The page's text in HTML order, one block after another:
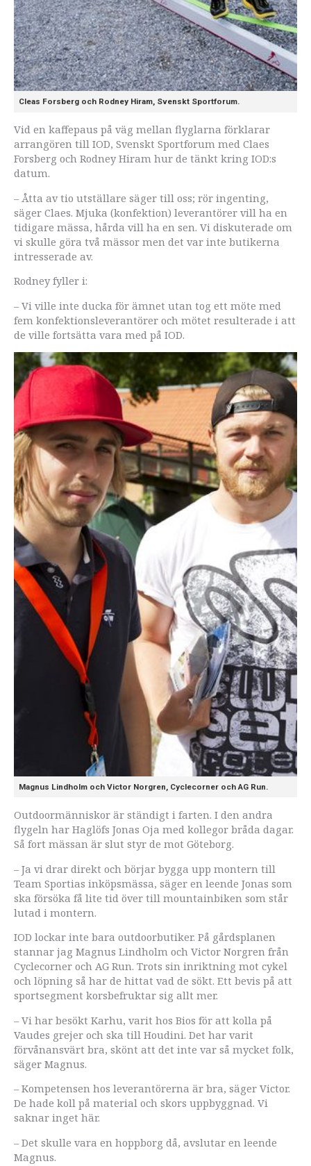
Cleas Forsberg och Rodney Hiram, Svenskt Sportforum.
Vid en kaffepaus på väg mellan flyglarna förklarar
arrangören till IOD, Svenskt Sportforum med Claes
Forsberg och Rodney Hiram hur de tänkt kring IOD:s
datum.
– Åtta av tio utställare säger till oss; rör ingenting,
säger Claes. Mjuka (konfektion) leverantörer vill ha en
tidigare mässa, hårda vill ha en sen. Vi diskuterade om
vi skulle göra två mässor men det var inte butikerna
intresserade av.
Rodney fyller i:
– Vi ville inte ducka för ämnet utan tog ett möte med
fem konfektionsleverantörer och mötet resulterade i att
de ville fortsätta vara med på IOD.
Magnus Lindholm och Victor Norgren, Cyclecorner och AG Run.
Outdoormänniskor är ständigt i farten. I den andra
flygeln har Haglöfs Jonas Oja med kollegor bråda dagar.
Så fort mässan är slut styr de mot Göteborg.
– Ja vi drar direkt och börjar bygga upp montern till
Team Sportias inköpsmässa, säger en leende Jonas som
ska försöka få lite tid över till mountainbiken som står
lutad i montern.
IOD lockar inte bara outdoorbutiker. På gårdsplanen
stannar jag Magnus Lindholm och Victor Norgren från
Cyclecorner och AG Run. Trots sin inriktning mot cykel
och löpning så har de hittat vad de sökt. Ett bevis på att
sportsegment korsbefruktar sig allt mer.
– Vi har besökt Karhu, varit hos Bios för att kolla på
Vaudes grejer och ska till Houdini. Det har varit
förvånansvärt bra, skönt att det inte var så mycket folk,
säger Magnus.
– Kompetensen hos leverantörerna är bra, säger Victor.
De hade koll på material och skors uppbyggnad. Vi
saknar inget här.
– Det skulle vara en hoppborg då, avslutar en leende
Magnus.